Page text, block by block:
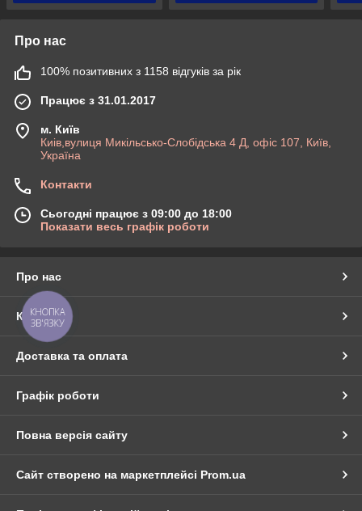
Про нас
100% позитивних з 1158 відгуків за рік
Працює з 31.01.2017
м. Київ
Киів,вулиця Микільсько-Слобідська 4 Д, офіс 107, Київ,
Україна
Контакти
Сьогодні працює з 09:00 до 18:00
Показати весь графік роботи
Про нас
Контакти
Доставка та оплата
Графік роботи
Повна версія сайту
Сайт створено на маркетплейсі Prom.ua
КНОПКА
ЗВ'ЯЗКУ